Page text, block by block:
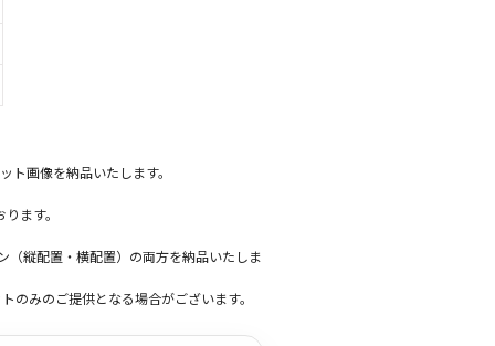
ト画像を納品いたします。
ます。
縦配置・横配置）の両方を納品いたしま
みのご提供となる場合がございます。